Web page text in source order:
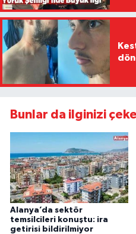
Bunlar da ilginizi
Alanya’da sektör
temsilcileri konuştu: ira
getirisi bildirilmiyor